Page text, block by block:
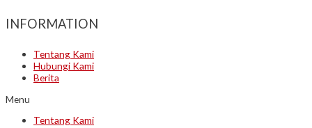
INFORMATION
Tentang Kami
Hubungi Kami
Berita
Menu
Tentang Kami